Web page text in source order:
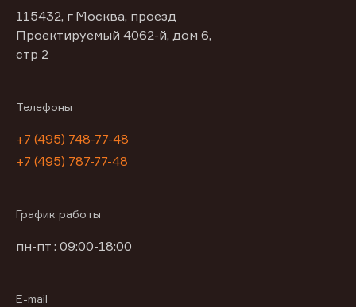
115432, г Москва, проезд
Проектируемый 4062-й, дом 6,
стр 2
Телефоны
+7 (495) 748-77-48
+7 (495) 787-77-48
График работы
пн-пт : 09:00-18:00
E-mail